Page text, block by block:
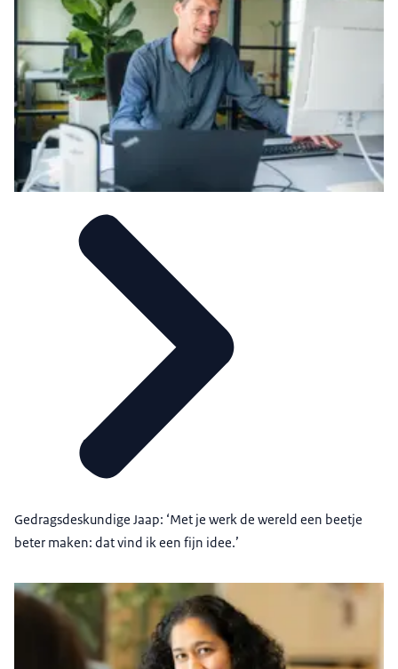
Gedragsdeskundige Jaap: ‘Met je werk de wereld een beetje
beter maken: dat vind ik een fijn idee.’